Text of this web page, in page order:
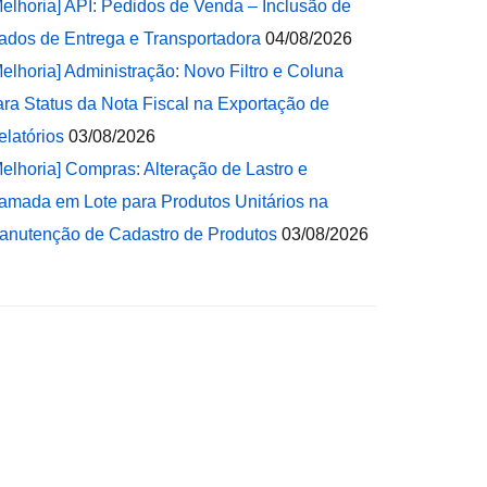
API: Pedidos de Venda – Inclusão de
de Entrega e Transportadora 04/08/2026
Administração: Novo Filtro e Coluna
Status da Nota Fiscal na Exportação de
03/08/2026
Compras: Alteração de Lastro e
em Lote para Produtos Unitários na
de Cadastro de Produtos 03/08/2026